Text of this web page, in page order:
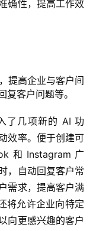
确性，提高工作效
提高企业与客户间
客户问题等。
了几项新的 AI 功
效率。便于创建可
和 Instagram 广
，自动回复客户常
需求，提高客户满
将允许企业向特定
向更感兴趣的客户